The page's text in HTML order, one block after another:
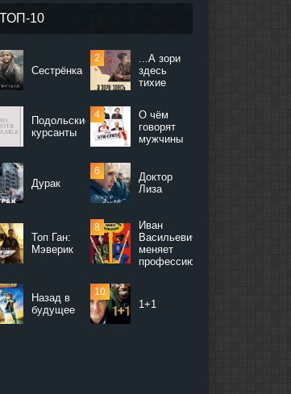
ТОП-10
Сестрёнка
...А зори
здесь
тихие
Подольские
курсанты
О чём
говорят
мужчины
Дурак
Доктор
Лиза
Топ Ган:
Мэверик
Иван
Васильевич
меняет
профессию
Назад в
будущее
1+1